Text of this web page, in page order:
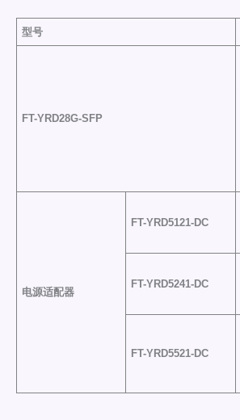
型号
FT-YRD28G-SFP
电源适配器
FT-YRD5121-DC
FT-YRD5241-DC
FT-YRD5521-DC